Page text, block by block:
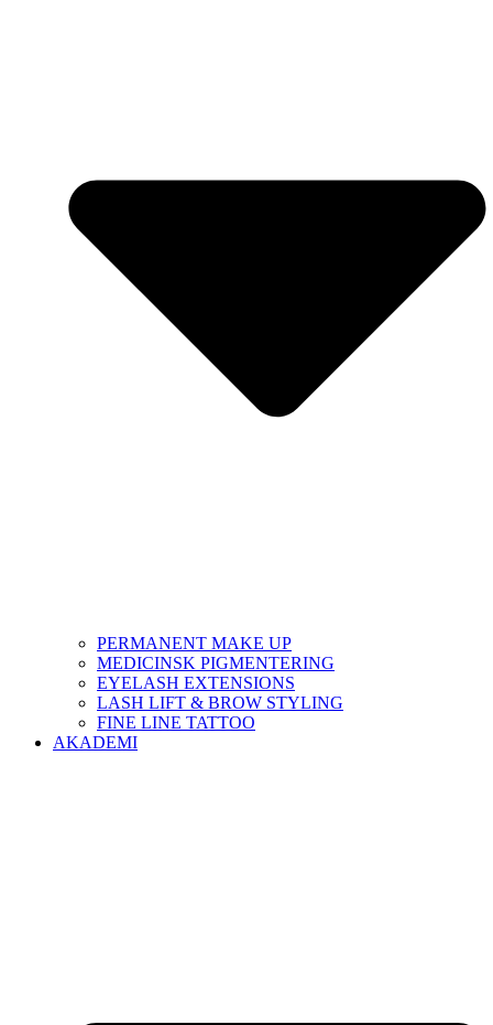
PERMANENT MAKE UP
MEDICINSK PIGMENTERING
EYELASH EXTENSIONS
LASH LIFT & BROW STYLING
FINE LINE TATTOO
AKADEMI